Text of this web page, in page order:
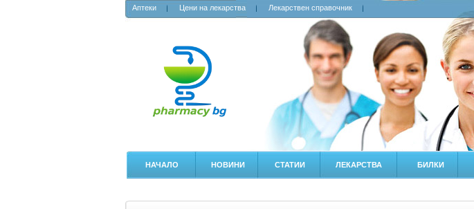
Аптеки Цени на лекарства Лекарствен справочник
НАЧАЛО НОВИНИ СТАТИИ ЛЕКАРСТВА БИЛКИ